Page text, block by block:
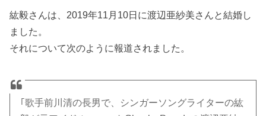
紘毅さんは、2019年11月10日に渡辺亜紗美さんと結婚し
ました。
それについて次のように報道されました。
｢歌手前川清の長男で、シンガーソングライターの紘